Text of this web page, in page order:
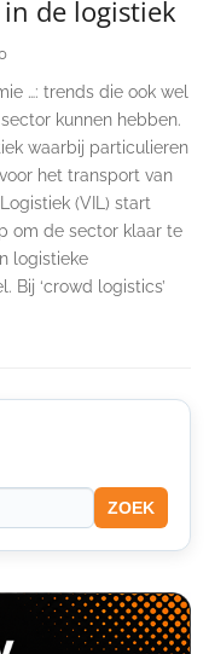
in de logistiek
…: trends die ook wel
kunnen hebben.
waarbij particulieren
het transport van
(VIL) start
om de sector klaar te
logistieke
Bij ‘crowd logistics’
ZOEK